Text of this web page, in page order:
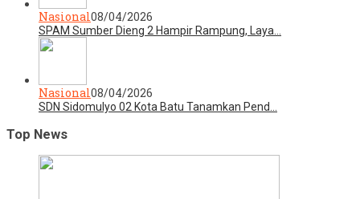
Nasional08/04/2026
SPAM Sumber Dieng 2 Hampir Rampung, Laya…
Nasional08/04/2026
SDN Sidomulyo 02 Kota Batu Tanamkan Pend…
Top News